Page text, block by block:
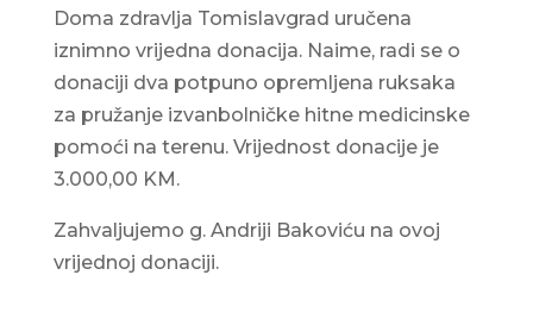
Doma zdravlja Tomislavgrad uručena
iznimno vrijedna donacija. Naime, radi se o
donaciji dva potpuno opremljena ruksaka
za pružanje izvanbolničke hitne medicinske
pomoći na terenu. Vrijednost donacije je
3.000,00 KM.
Zahvaljujemo g. Andriji Bakoviću na ovoj
vrijednoj donaciji.